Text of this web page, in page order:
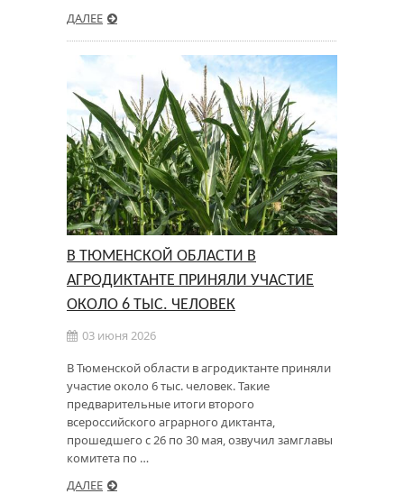
ДАЛЕЕ
В ТЮМЕНСКОЙ ОБЛАСТИ В
АГРОДИКТАНТЕ ПРИНЯЛИ УЧАСТИЕ
ОКОЛО 6 ТЫС. ЧЕЛОВЕК
03 июня 2026
В Тюменской области в агродиктанте приняли
участие около 6 тыс. человек. Такие
предварительные итоги второго
всероссийского аграрного диктанта,
прошедшего с 26 по 30 мая, озвучил замглавы
комитета по …
ДАЛЕЕ